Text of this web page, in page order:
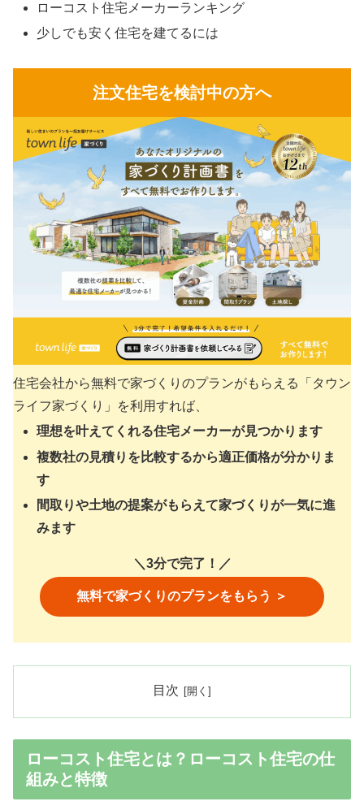
ローコスト住宅メーカーランキング
少しでも安く住宅を建てるには
注文住宅を検討中の方へ
住宅会社から無料で家づくりのプランがもらえる「タウン
ライフ家づくり」を利用すれば、
理想を叶えてくれる住宅メーカーが見つかります
複数社の見積りを比較するから適正価格が分かりま
す
間取りや土地の提案がもらえて家づくりが一気に進
みます
＼3分で完了！／
無料で家づくりのプランをもらう ＞
目次
ローコスト住宅とは？ローコスト住宅の仕
組みと特徴